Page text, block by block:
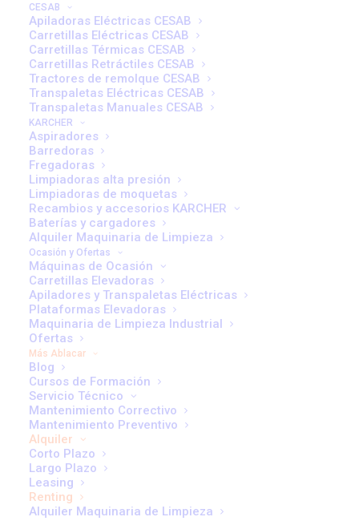
CESAB
Apiladoras Eléctricas CESAB
Carretillas Eléctricas CESAB
Carretillas Térmicas CESAB
Carretillas Retráctiles CESAB
Tractores de remolque CESAB
Transpaletas Eléctricas CESAB
Transpaletas Manuales CESAB
KARCHER
Aspiradores
Barredoras
Fregadoras
Limpiadoras alta presión
Limpiadoras de moquetas
Recambios y accesorios KARCHER
Baterías y cargadores
Alquiler Maquinaria de Limpieza
Ocasión y Ofertas
Máquinas de Ocasión
Carretillas Elevadoras
Apiladores y Transpaletas Eléctricas
Plataformas Elevadoras
Maquinaria de Limpieza Industrial
Ofertas
Más Ablacar
Blog
Cursos de Formación
Servicio Técnico
Mantenimiento Correctivo
Mantenimiento Preventivo
Alquiler
Corto Plazo
Largo Plazo
Leasing
Renting
Alquiler Maquinaria de Limpieza
Elrentinges una excelente opción para las empresas
que buscan flexibilidad y control de sus costos sin
necesidad de hacer grandes inversiones iniciales. A
continuación, te contamos las principales ventajas que
ofrece el renting para tu negocio:
Ventajas del renting:
Sin Inversión Inicial Alta:Puedes disponer de la
maquinaria que necesitas (carretillas elevadoras,
apiladores, plataformas, etc.) sin tener que realizar un
desembolso elevado al inicio. El renting te permite
acceder a equipos de última tecnología sin
comprometer tu flujo de caja.
Mantenimiento Incluido: Durante el período del
contrato, los gastos de mantenimiento, reparaciones
e incluso seguros suelen estar incluidos. Esto te
permite evitar gastos imprevistos y asegurar el buen
funcionamiento de la maquinaria.
Flexibilidad:El renting te ofrece flexibilidad a la hora